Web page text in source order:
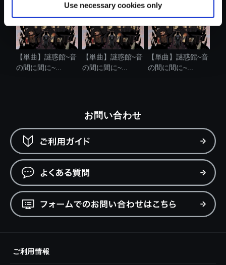
Use necessary cookies only
【単曲】謎惑館~音
の間に間に~...
【単曲】謎惑館~音
の間に間に~...
【単曲】謎惑館~音
の間に間に~...
お問い合わせ
ご利用情報